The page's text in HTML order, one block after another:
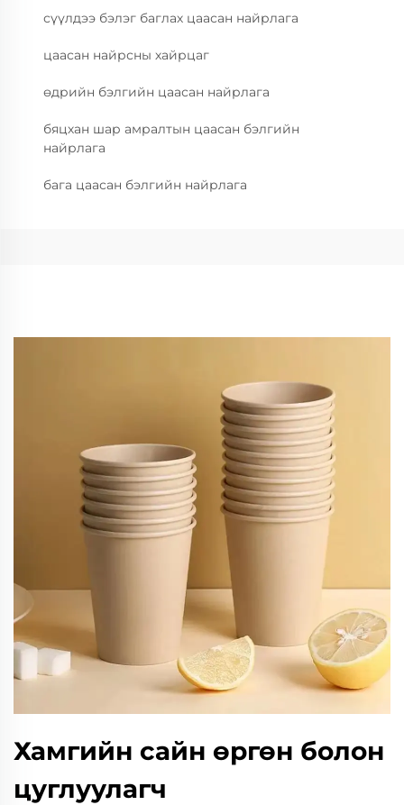
сүүлдээ бэлэг баглах цаасан найрлага
цаасан найрсны хайрцаг
өдрийн бэлгийн цаасан найрлага
бяцхан шар амралтын цаасан бэлгийн
найрлага
бага цаасан бэлгийн найрлага
Хамгийн сайн өргөн болон
цуглуулагч